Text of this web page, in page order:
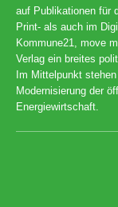
auf Publikationen für
Print- als auch im
Kommune21, move
Verlag ein breites
Im Mittelpunkt
Modernisierung der
Energiewirtschaft.